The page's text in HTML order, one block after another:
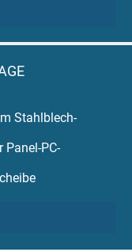
Stahlblech-
Panel-PC-